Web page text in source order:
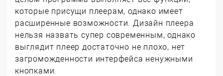
которые присущи плеерам, однако имеет
расширенные возможности. Дизайн плеера
нельзя назвать супер современным, однако
выглядит плеер достаточно не плохо, нет
загроможденности интерфейса ненужными
кнопками.